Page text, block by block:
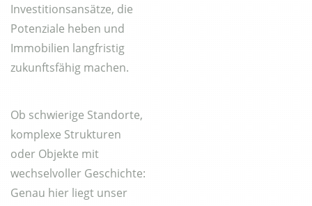
Investitionsansätze, die
Potenziale heben und
Immobilien langfristig
zukunftsfähig machen.
Ob schwierige Standorte,
komplexe Strukturen
oder Objekte mit
wechselvoller Geschichte:
Genau hier liegt unser